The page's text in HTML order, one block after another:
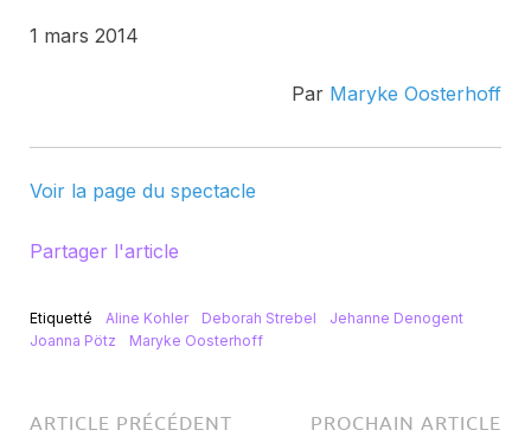
1 mars 2014
Par Maryke Oosterhoff
Voir la page du spectacle
Partager l'article
Etiquetté Aline Kohler Deborah Strebel
Jehanne Denogent
Joanna Pötz
Maryke Oosterhoff
ARTICLE PRÉCÉDENT PROCHAIN ARTICLE